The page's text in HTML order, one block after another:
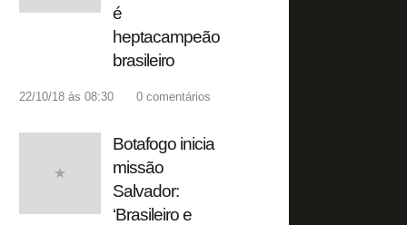
é
heptacampeão
brasileiro
22/10/18 às 08:30 0 comentários
Botafogo inicia
missão
Salvador:
‘Brasileiro e